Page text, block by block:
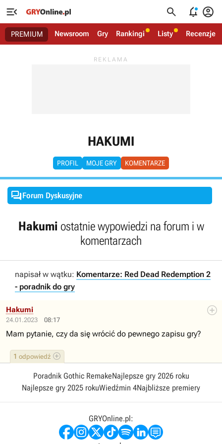
   
PREMIUM Newsroom Gry Rankingi Listy Recenzje
HAKUMI
PROFIL MOJE GRY KOMENTARZE
Forum Dyskusyjne
Hakumi ostatnie wypowiedzi na forum i w
komentarzach
napisał w wątku: Komentarze: Red Dead Redemption 2
- poradnik do gry
24.01.2023 08:17
1 odpowiedź
Hakumi
Mam pytanie, czy da się wrócić do pewnego zapisu gry?
Poradnik Gothic RemakeNajlepsze gry 2026 roku
Najlepsze gry 2025 rokuWiedźmin 4Najbliższe premiery
GRYOnline.pl: